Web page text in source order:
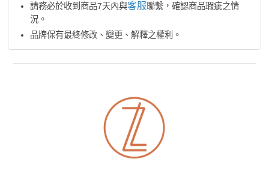
請務必於收到商品7天內與客服聯繫，確認商品瑕疵之情
況。
品牌保有最終修改、變更、解釋之權利。